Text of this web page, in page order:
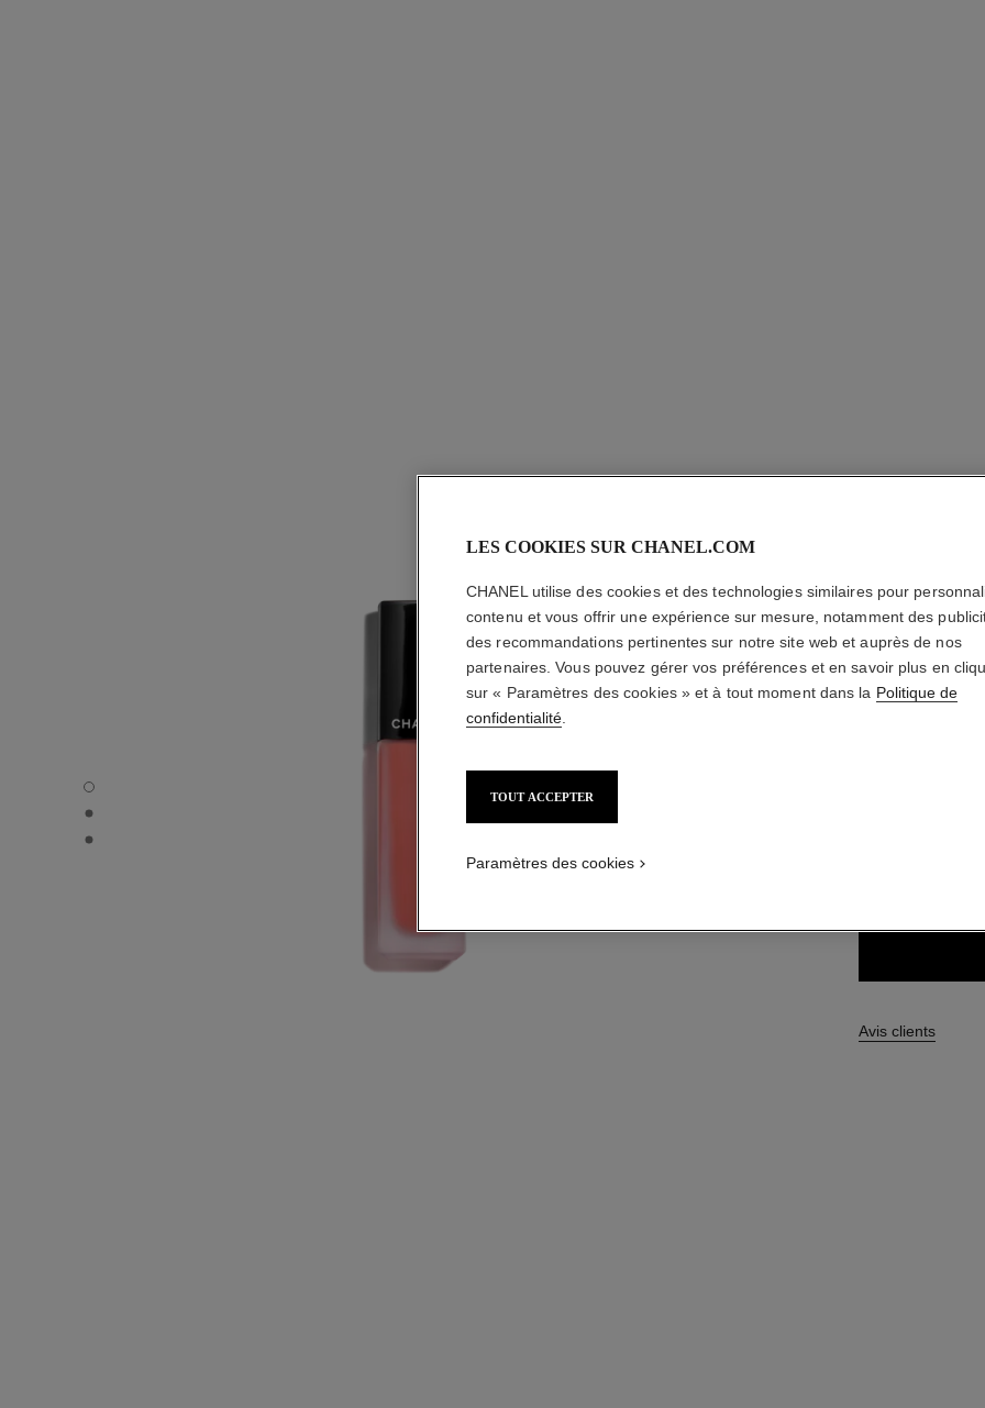
ROUGE ALLURE LIQUID VELVET - Vue par défaut
ROUGE ALLURE LIQUID VELVET - Vue alternative 1
ROUGE ALLURE LIQUID VELVET - Vue basique texture
ROUGE
VELVET
Le Rouge
En savoir plus
Réf. 171204
Avis clients
LES COOKIES SUR CHANEL.COM
CHANEL utilise des cookies et des technologies similaires pour
contenu et vous offrir une expérience sur mesure, notamment des
des recommandations pertinentes sur notre site web et auprès de nos
partenaires. Vous pouvez gérer vos préférences et en savoir plus en
sur « Paramètres des cookies » et à tout moment dans la Politique de
confidentialité
TOUT ACCEPTER
Paramètres des cookies